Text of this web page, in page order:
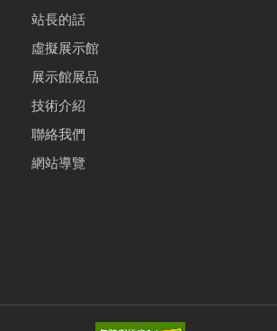
站長的話
虛擬展示館
展示館展品
技術介紹
聯絡我們
網站導覽